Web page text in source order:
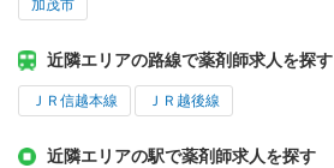
加茂市
近隣エリアの路線で薬剤師求人を探す
ＪＲ信越本線 ＪＲ越後線
近隣エリアの駅で薬剤師求人を探す